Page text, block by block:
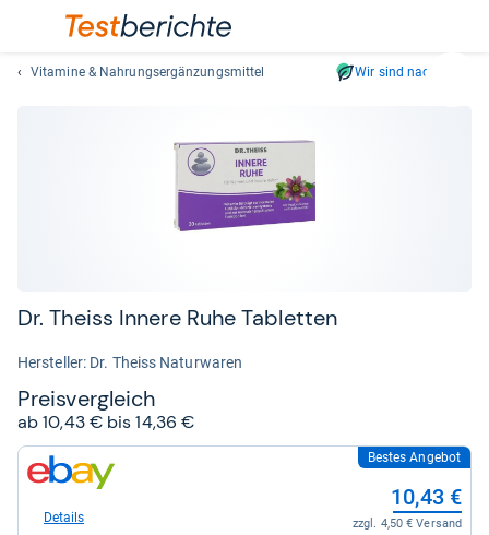
Vitamine & Nahrungsergänzungsmittel Wir sind nachhaltig
Dr. Theiss Innere Ruhe Tablet­ten
Her­stel­ler: Dr. Theiss Naturwaren
Preis­ver­gleich
ab 10,43 € bis 14,36 €
zum
Shop:
eBay
Bestes Angebot
10,43 €
zzgl. 4,50 € Versand
Details